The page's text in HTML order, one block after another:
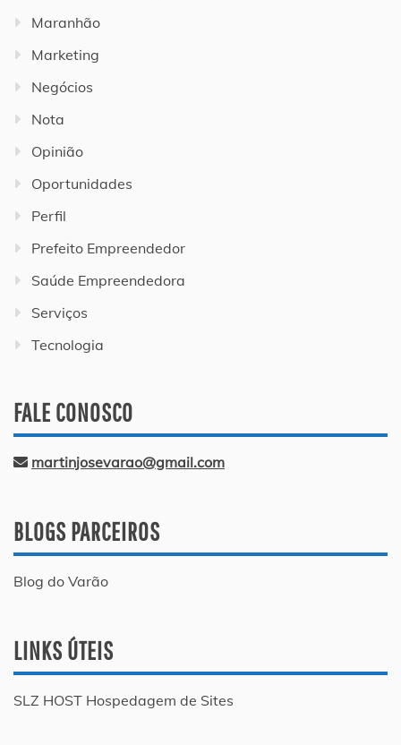
Maranhão
Marketing
Negócios
Nota
Opinião
Oportunidades
Perfil
Prefeito Empreendedor
Saúde Empreendedora
Serviços
Tecnologia
FALE CONOSCO
martinjosevarao@gmail.com
BLOGS PARCEIROS
Blog do Varão
LINKS ÚTEIS
SLZ HOST Hospedagem de Sites